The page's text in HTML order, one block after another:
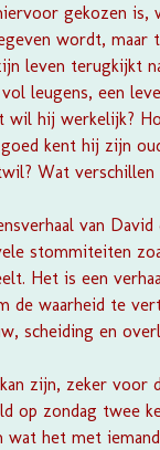
gekozen
wordt, maar
leven terugkijkt
leugens, een
hij werkelijk?
kent hij zijn
Wat verschillen
van
stommiteiten
Het is een
de waarheid te
scheiding en
zijn, zeker
op zondag twee
het met